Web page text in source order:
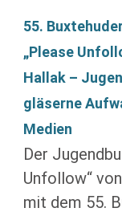
55.
„Please
Hallak –
gläserne
Medien
Der
Unfollow“
mit dem 55.